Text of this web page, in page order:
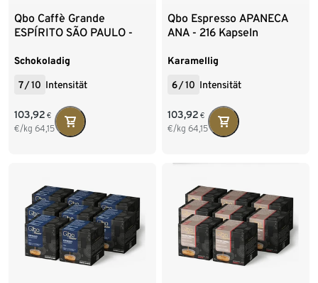
Qbo Caffè Grande
ESPÍRITO SÃO PAULO -
Schokoladig
7/10 Intensität
103,92 €
€/kg 64,15
Qbo Espresso APANECA
ANA - 216 Kapseln
Karamellig
6/10 Intensität
103,92 €
€/kg 64,15